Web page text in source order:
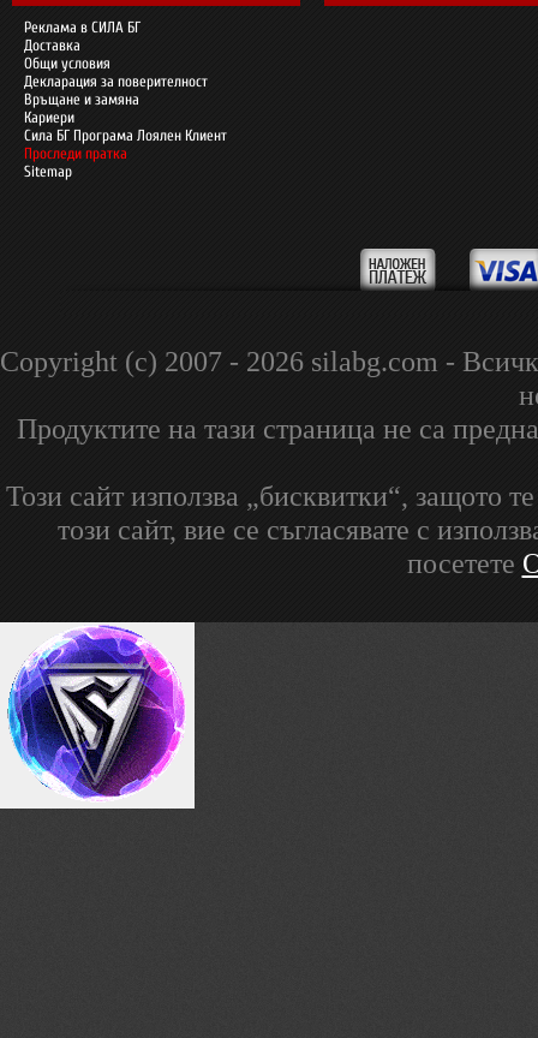
Реклама в СИЛА БГ
Доставка
Общи условия
Декларация за поверителност
Връщане и замяна
Кариери
Сила БГ Програма Лоялен Клиент
Проследи пратка
Sitemap
Copyright (c) 2007 - 2026 silabg.com -
Продуктите на тази страница не са
Този сайт използва „бисквитки“, защото
този сайт, вие се съгласявате с
посетете